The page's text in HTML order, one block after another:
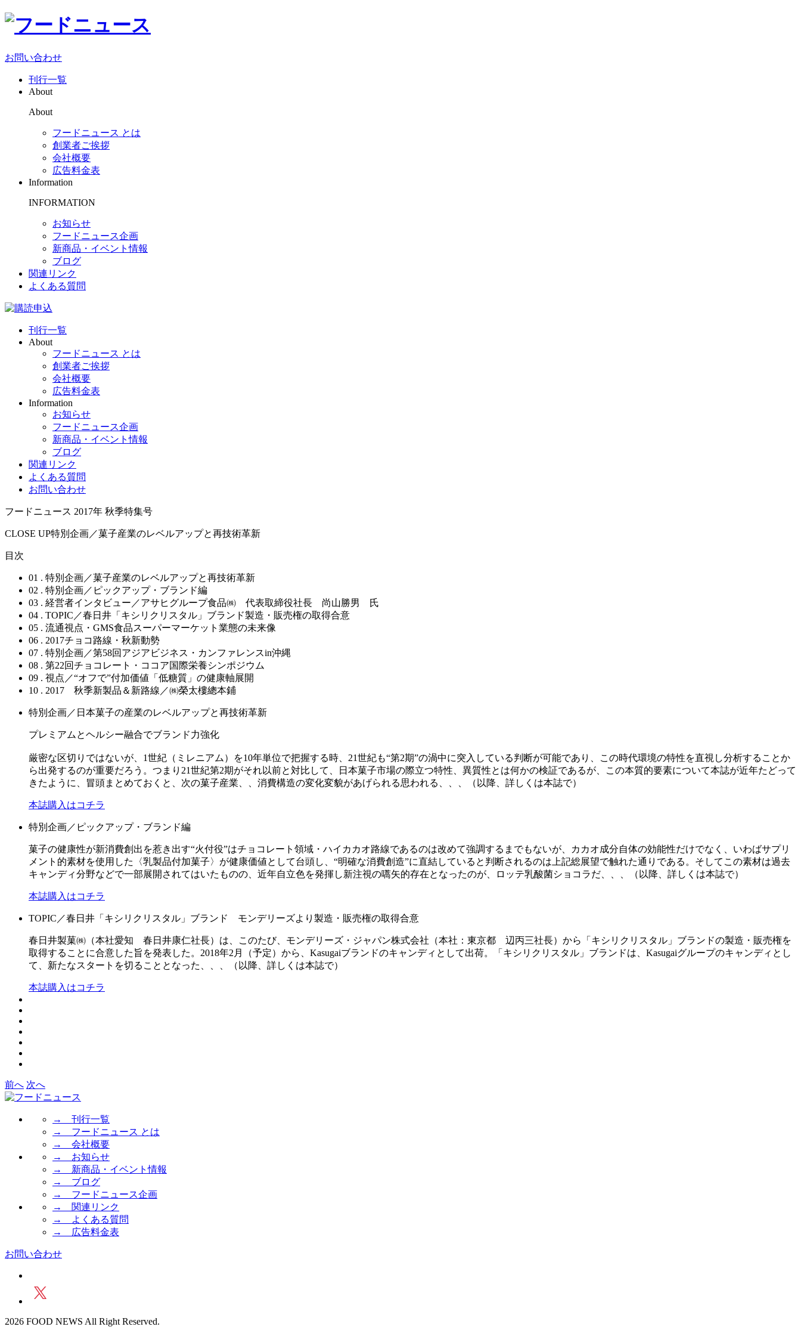
お問い合わせ
刊行一覧
About
About
フードニュース とは
創業者ご挨拶
会社概要
広告料金表
Information
INFORMATION
お知らせ
フードニュース企画
新商品・イベント情報
ブログ
関連リンク
よくある質問
刊行一覧
About
フードニュース とは
創業者ご挨拶
会社概要
広告料金表
Information
お知らせ
フードニュース企画
新商品・イベント情報
ブログ
関連リンク
よくある質問
お問い合わせ
フードニュース 2017年 秋季特集号
CLOSE UP特別企画／菓子産業のレベルアップと再技術革新
目次
01 . 特別企画／菓子産業のレベルアップと再技術革新
02 . 特別企画／ピックアップ・ブランド編
03 . 経営者インタビュー／アサヒグループ食品㈱ 代表取締役社長 尚山勝男 氏
04 . TOPIC／春日井「キシリクリスタル」ブランド製造・販売権の取得合意
05 . 流通視点・GMS食品スーパーマーケット業態の未来像
06 . 2017チョコ路線・秋新動勢
07 . 特別企画／第58回アジアビジネス・カンファレンスin沖縄
08 . 第22回チョコレート・ココア国際栄養シンポジウム
09 . 視点／“オフで”付加価値「低糖質」の健康軸展開
10 . 2017 秋季新製品＆新路線／㈱榮太樓總本鋪
特別企画／日本菓子の産業のレベルアップと再技術革新
プレミアムとヘルシー融合でブランド力強化
厳密な区切りではないが、1世紀（ミレニアム）を10年単位で把握する時、21世紀も“第2期”の渦中に突入している判断が可能であり、この時代環境の特性を直視し分析することか
ら出発するのが重要だろう。つまり21世紀第2期がそれ以前と対比して、日本菓子市場の際立つ特性、異質性とは何かの検証であるが、この本質的要素について本誌が近年たどって
きたように、冒頭まとめておくと、次の菓子産業、、消費構造の変化変貌があげられる思われる、、、（以降、詳しくは本誌で）
本誌購入はコチラ
特別企画／ピックアップ・ブランド編
菓子の健康性が新消費創出を惹き出す“火付役”はチョコレート領域・ハイカカオ路線であるのは改めて強調するまでもないが、カカオ成分自体の効能性だけでなく、いわばサプリ
メント的素材を使用した〈乳製品付加菓子〉が健康価値として台頭し、“明確な消費創造”に直結していると判断されるのは上記総展望で触れた通りである。そしてこの素材は過去
キャンディ分野などで一部展開されてはいたものの、近年自立色を発揮し新注視の嚆矢的存在となったのが、ロッテ乳酸菌ショコラだ、、、（以降、詳しくは本誌で）
本誌購入はコチラ
TOPIC／春日井「キシリクリスタル」ブランド モンデリーズより製造・販売権の取得合意
春日井製菓㈱（本社愛知 春日井康仁社長）は、このたび、モンデリーズ・ジャパン株式会社（本社：東京都 辺丙三社長）から「キシリクリスタル」ブランドの製造・販売権を
取得することに合意した旨を発表した。2018年2月（予定）から、Kasugaiブランドのキャンディとして出荷。「キシリクリスタル」ブランドは、Kasugaiグループのキャンディとし
て、新たなスタートを切ることとなった、、、（以降、詳しくは本誌で）
本誌購入はコチラ
前へ 次へ
→ 刊行一覧
→ フードニュース とは
→ 会社概要
→ お知らせ
→ 新商品・イベント情報
→ ブログ
→ フードニュース企画
→ 関連リンク
→ よくある質問
→ 広告料金表
お問い合わせ
2026 FOOD NEWS All Right Reserved.